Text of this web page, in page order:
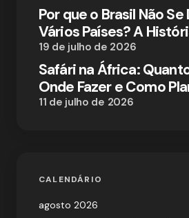
Por que o Brasil Não
Vários Países? A
19 de julho de 2026
Safári na África:
Onde Fazer e Como
11 de julho de 2026
CALENDÁRIO
agosto 2026